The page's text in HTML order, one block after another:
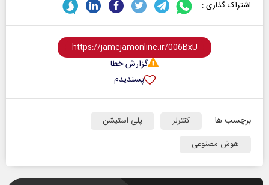
اشتراک گذاری :
گزارش خطا
پسندیدم
برچسب ها: کنترلر
پلی استیشن
هوش مصنوعی